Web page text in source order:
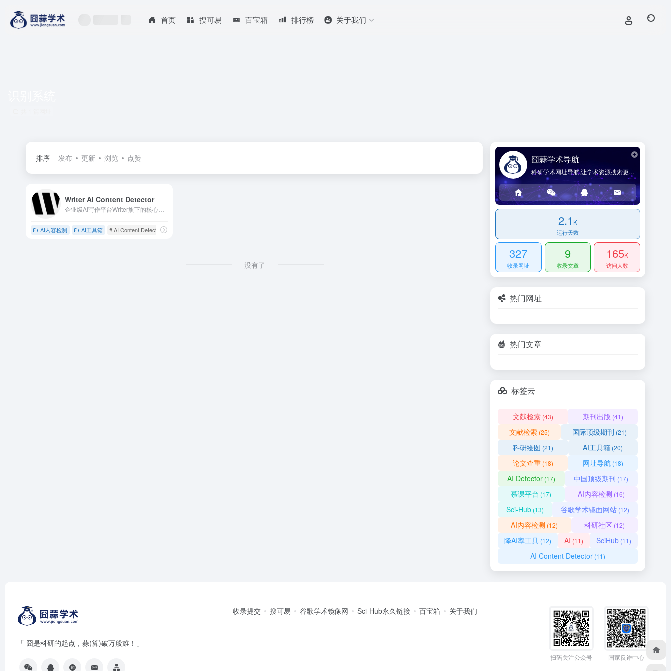
首页 搜可易 百宝箱 排行榜 关于我们
排序 发布 更新 浏览 点赞
Writer AI Content Detector
AI内容检测 AI工具箱 # AI Content Detector
没有了
囧蒜学术导航
科研学术网址导航,让学术资源搜索更简单!
2.1 K
运行天数
327
收录网址
9
收录文章
165K
访问人数
热门网址
热门文章
标签云
文献检索(43) 期刊出版 (41)
文献检索(25) 国际顶级期刊 (21)
科研绘图 (21) AI工具箱 (20)
论文查重(18) 网址导航 (18)
AI Detector(17) 中国顶级期刊 (17)
慕课平台 (17) AI内容检测 (16)
Sci-Hub (13) 谷歌学术镜面网站 (12)
AI内容检测 (12) 科研社区 (12)
降AI率工具 (12) AI (11) SciHub (11)
AI Content Detector (11)
「 囧是科研的起点，蒜(算)破万般难！」
收录提交 搜可易 谷歌学术镜像网 Sci-Hub永久链接 百宝箱 关于我们
扫码关注公众号 国家反诈中心